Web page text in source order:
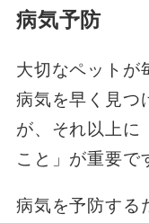
病気予防
大切なペットが
病気を早く見つ
が、それ以上に
こと」が重要で
病気を予防する